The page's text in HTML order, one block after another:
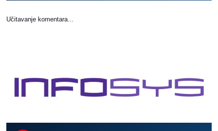
Učitavanje komentara...